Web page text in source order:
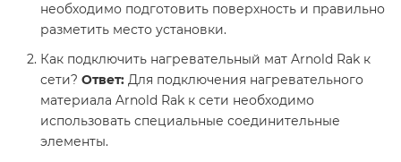
необходимо подготовить поверхность и правильно
разметить место установки.
Как подключить нагревательный мат Arnold Rak к
сети? Ответ: Для подключения нагревательного
материала Arnold Rak к сети необходимо
использовать специальные соединительные
элементы.